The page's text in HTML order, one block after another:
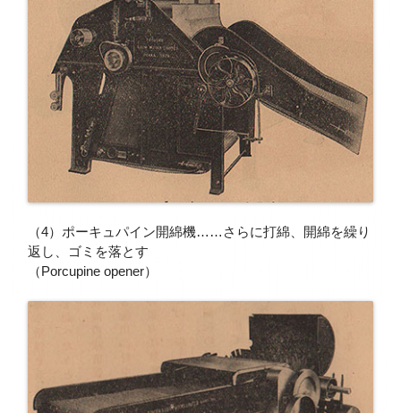
（4）ポーキュパイン開綿機……さらに打綿、開綿を繰り
返し、ゴミを落とす
（Porcupine opener）